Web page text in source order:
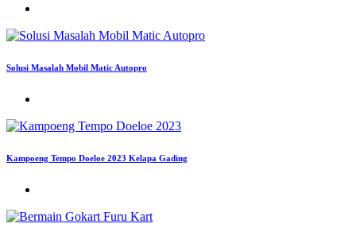
Solusi Masalah Mobil Matic Autopro
Kampoeng Tempo Doeloe 2023 Kelapa Gading